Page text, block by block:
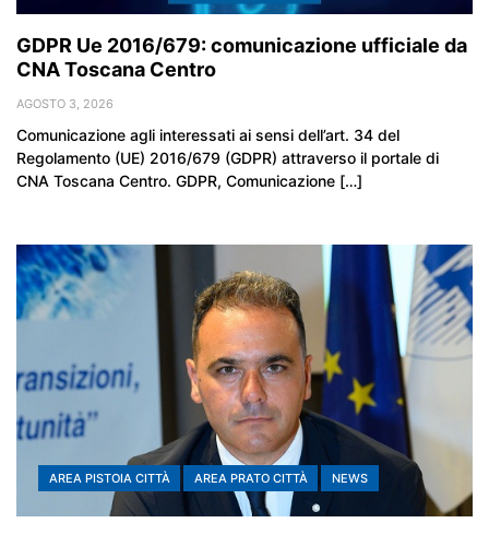
GDPR Ue 2016/679: comunicazione ufficiale da
CNA Toscana Centro
AGOSTO 3, 2026
Comunicazione agli interessati ai sensi dell’art. 34 del
Regolamento (UE) 2016/679 (GDPR) attraverso il portale di
CNA Toscana Centro. GDPR, Comunicazione […]
AREA PISTOIA CITTÀ AREA PRATO CITTÀ NEWS